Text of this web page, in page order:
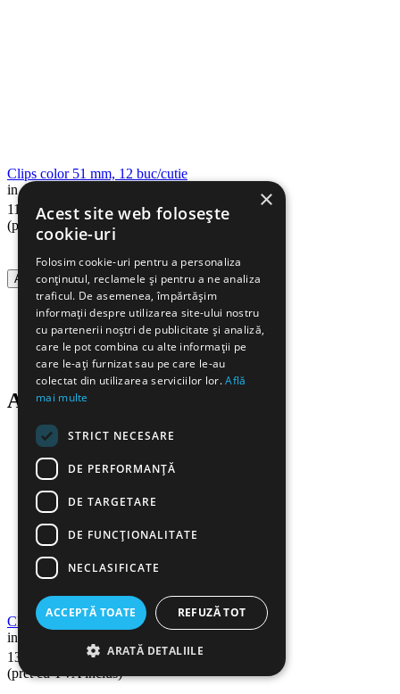
Clips color 51 mm, 12 buc/cutie
in stoc
11
(pret cu TVA inclus)
Adauga in cos
Alti clienti au cumparat si:
Clips 15/19/25/32 mm, 48 buc/cutie, D.RECT
in stoc
13
(pret cu TVA inclus)
×
Acest site web folosește
cookie-uri
Folosim cookie-uri pentru a personaliza
conținutul, reclamele și pentru a ne analiza
traficul. De asemenea, împărtășim
informații despre utilizarea site-ului nostru
cu partenerii noștri de publicitate și analiză,
care le pot combina cu alte informații pe
care le-ați furnizat sau pe care le-au
colectat din utilizarea serviciilor lor.Află
mai multe
STRICT NECESARE
DE PERFORMANȚĂ
DE TARGETARE
DE FUNCŢIONALITATE
NECLASIFICATE
ACCEPTĂ TOATE REFUZĂ TOT
ARATĂ DETALIILE